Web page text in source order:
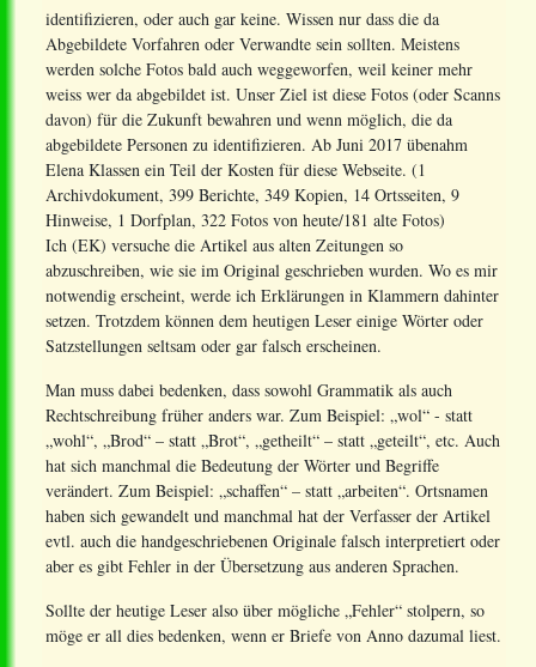
identifizieren, oder auch gar keine. Wissen nur dass die da
Abgebildete Vorfahren oder Verwandte sein sollten. Meistens
werden solche Fotos bald auch weggeworfen, weil keiner mehr
weiss wer da abgebildet ist. Unser Ziel ist diese Fotos (oder Scanns
davon) für die Zukunft bewahren und wenn möglich, die da
abgebildete Personen zu identifizieren. Ab Juni 2017 übenahm
Elena Klassen ein Teil der Kosten für diese Webseite. (1
Archivdokument, 399 Berichte, 349 Kopien, 14 Ortsseiten, 9
Hinweise, 1 Dorfplan, 322 Fotos von heute/181 alte Fotos)
Ich (EK) versuche die Artikel aus alten Zeitungen so
abzuschreiben, wie sie im Original geschrieben wurden. Wo es mir
notwendig erscheint, werde ich Erklärungen in Klammern dahinter
setzen. Trotzdem können dem heutigen Leser einige Wörter oder
Satzstellungen seltsam oder gar falsch erscheinen.
Man muss dabei bedenken, dass sowohl Grammatik als auch
Rechtschreibung früher anders war. Zum Beispiel: „wol“ - statt
„wohl“, „Brod“ – statt „Brot“, „getheilt“ – statt „geteilt“, etc. Auch
hat sich manchmal die Bedeutung der Wörter und Begriffe
verändert. Zum Beispiel: „schaffen“ – statt „arbeiten“. Ortsnamen
haben sich gewandelt und manchmal hat der Verfasser der Artikel
evtl. auch die handgeschriebenen Originale falsch interpretiert oder
aber es gibt Fehler in der Übersetzung aus anderen Sprachen.
Sollte der heutige Leser also über mögliche „Fehler“ stolpern, so
möge er all dies bedenken, wenn er Briefe von Anno dazumal liest.